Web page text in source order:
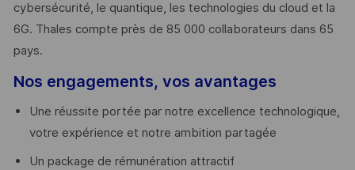
cybersécurité, le quantique, les technologies du cloud et la
6G. Thales compte près de 85 000 collaborateurs dans 65
pays. ​
Nos engagements, vos avantages
Une réussite portée par notre excellence technologique,
votre expérience et notre ambition partagée
Un package de rémunération attractif